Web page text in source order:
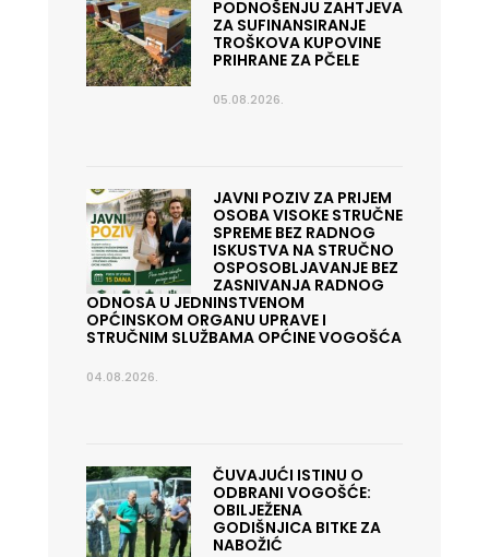
PODNOŠENJU ZAHTJEVA
ZA SUFINANSIRANJE
TROŠKOVA KUPOVINE
PRIHRANE ZA PČELE
05.08.2026.
JAVNI POZIV ZA PRIJEM
OSOBA VISOKE STRUČNE
SPREME BEZ RADNOG
ISKUSTVA NA STRUČNO
OSPOSOBLJAVANJE BEZ
ZASNIVANJA RADNOG
ODNOSA U JEDNINSTVENOM
OPĆINSKOM ORGANU UPRAVE I
STRUČNIM SLUŽBAMA OPĆINE VOGOŠĆA
04.08.2026.
ČUVAJUĆI ISTINU O
ODBRANI VOGOŠĆE:
OBILJEŽENA
GODIŠNJICA BITKE ZA
NABOŽIĆ